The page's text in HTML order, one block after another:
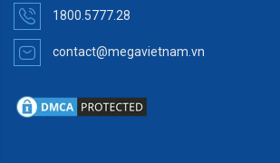
1800.5777.28
contact@megavietnam.vn